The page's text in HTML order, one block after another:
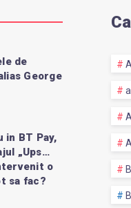
de
George
in BT Pay,
„Ups…
o
sa fac?